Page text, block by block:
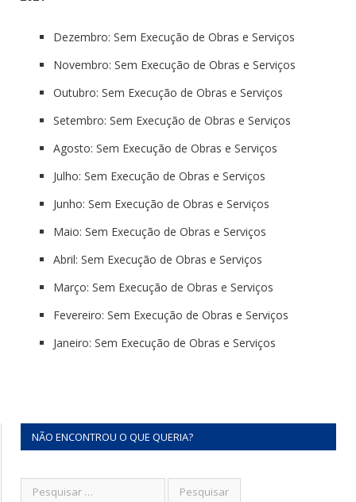
Dezembro: Sem Execução de Obras e Serviços
Novembro: Sem Execução de Obras e Serviços
Outubro: Sem Execução de Obras e Serviços
Setembro: Sem Execução de Obras e Serviços
Agosto: Sem Execução de Obras e Serviços
Julho: Sem Execução de Obras e Serviços
Junho: Sem Execução de Obras e Serviços
Maio: Sem Execução de Obras e Serviços
Abril: Sem Execução de Obras e Serviços
Março: Sem Execução de Obras e Serviços
Fevereiro: Sem Execução de Obras e Serviços
Janeiro: Sem Execução de Obras e Serviços
NÃO ENCONTROU O QUE QUERIA?